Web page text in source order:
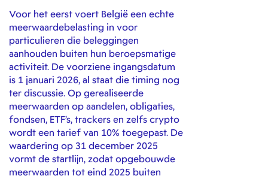
Voor het eerst voert België een echte
meerwaardebelasting in voor
particulieren die beleggingen
aanhouden buiten hun beroepsmatige
activiteit. De voorziene ingangsdatum
is 1 januari 2026, al staat die timing nog
ter discussie. Op gerealiseerde
meerwaarden op aandelen, obligaties,
fondsen, ETF’s, trackers en zelfs crypto
wordt een tarief van 10% toegepast. De
waardering op 31 december 2025
vormt de startlijn, zodat opgebouwde
meerwaarden tot eind 2025 buiten